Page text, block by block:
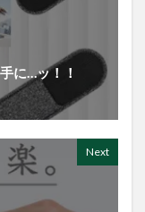
に…ッ！！
Next